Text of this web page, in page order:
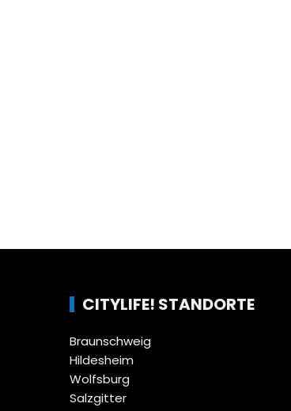
CITYLIFE! STANDORTE
Braunschweig
Hildesheim
Wolfsburg
Salzgitter